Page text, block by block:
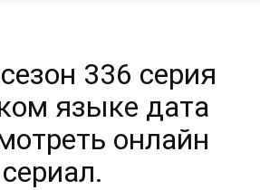
336 серия
языке дата
онлайн